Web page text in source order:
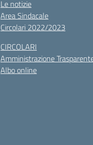
Le notizie
Area Sindacale
Circolari 2022/2023
CIRCOLARI
Amministrazione
Albo online